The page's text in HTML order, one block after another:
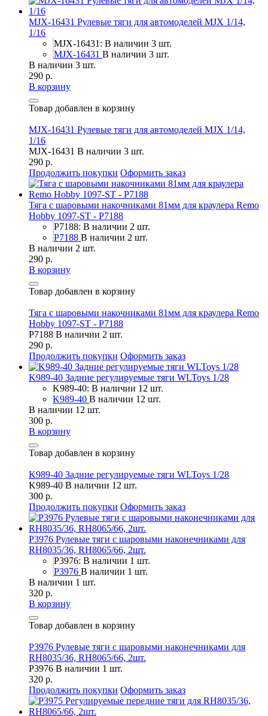
MJX-16431 Рулевые тяги для автомоделей MJX 1/14,
1/16
MJX-16431: В наличии 3 шт.
MJX-16431 В наличии 3 шт.
В наличии 3 шт.
290 р.
В корзину
Товар добавлен в корзину
MJX-16431 Рулевые тяги для автомоделей MJX 1/14,
1/16
MJX-16431 В наличии 3 шт.
290 р.
Продолжить покупки Оформить заказ
Тяга с шаровыми накочниками 81мм для краулера Remo
Hobby 1097-ST - P7188
P7188: В наличии 2 шт.
P7188 В наличии 2 шт.
В наличии 2 шт.
290 р.
В корзину
Товар добавлен в корзину
Тяга с шаровыми накочниками 81мм для краулера Remo
Hobby 1097-ST - P7188
P7188 В наличии 2 шт.
290 р.
Продолжить покупки Оформить заказ
K989-40 Задние регулируемые тяги WLToys 1/28
K989-40: В наличии 12 шт.
K989-40 В наличии 12 шт.
В наличии 12 шт.
300 р.
В корзину
Товар добавлен в корзину
K989-40 Задние регулируемые тяги WLToys 1/28
K989-40 В наличии 12 шт.
300 р.
Продолжить покупки Оформить заказ
P3976 Рулевые тяги с шаровыми наконечниками для
RH8035/36, RH8065/66, 2шт.
P3976: В наличии 1 шт.
P3976 В наличии 1 шт.
В наличии 1 шт.
320 р.
В корзину
Товар добавлен в корзину
P3976 Рулевые тяги с шаровыми наконечниками для
RH8035/36, RH8065/66, 2шт.
P3976 В наличии 1 шт.
320 р.
Продолжить покупки Оформить заказ